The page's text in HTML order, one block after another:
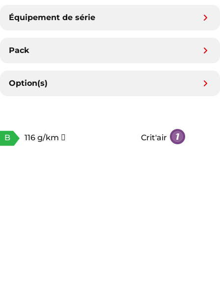
Équipement de série
Pack
Option(s)
B 116 g/km Crit'air